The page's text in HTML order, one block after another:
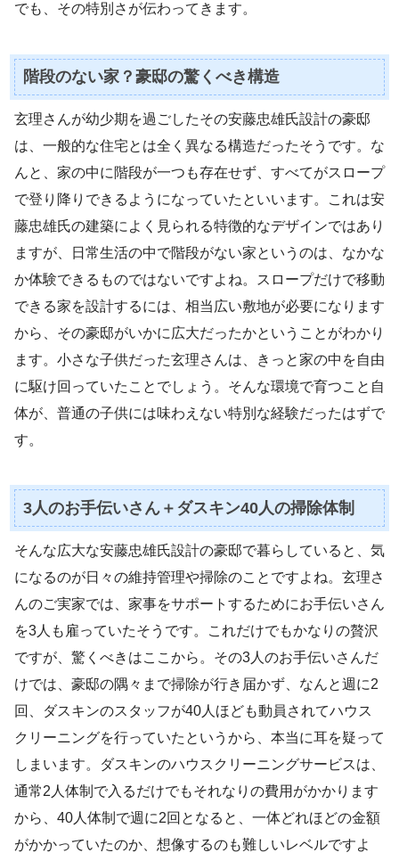
でも、その特別さが伝わってきます。
階段のない家？豪邸の驚くべき構造
玄理さんが幼少期を過ごしたその安藤忠雄氏設計の豪邸
は、一般的な住宅とは全く異なる構造だったそうです。な
んと、家の中に階段が一つも存在せず、すべてがスロープ
で登り降りできるようになっていたといいます。これは安
藤忠雄氏の建築によく見られる特徴的なデザインではあり
ますが、日常生活の中で階段がない家というのは、なかな
か体験できるものではないですよね。スロープだけで移動
できる家を設計するには、相当広い敷地が必要になります
から、その豪邸がいかに広大だったかということがわかり
ます。小さな子供だった玄理さんは、きっと家の中を自由
に駆け回っていたことでしょう。そんな環境で育つこと自
体が、普通の子供には味わえない特別な経験だったはずで
す。
3人のお手伝いさん＋ダスキン40人の掃除体制
そんな広大な安藤忠雄氏設計の豪邸で暮らしていると、気
になるのが日々の維持管理や掃除のことですよね。玄理さ
んのご実家では、家事をサポートするためにお手伝いさん
を3人も雇っていたそうです。これだけでもかなりの贅沢
ですが、驚くべきはここから。その3人のお手伝いさんだ
けでは、豪邸の隅々まで掃除が行き届かず、なんと週に2
回、ダスキンのスタッフが40人ほども動員されてハウス
クリーニングを行っていたというから、本当に耳を疑って
しまいます。ダスキンのハウスクリーニングサービスは、
通常2人体制で入るだけでもそれなりの費用がかかります
から、40人体制で週に2回となると、一体どれほどの金額
がかかっていたのか、想像するのも難しいレベルですよ